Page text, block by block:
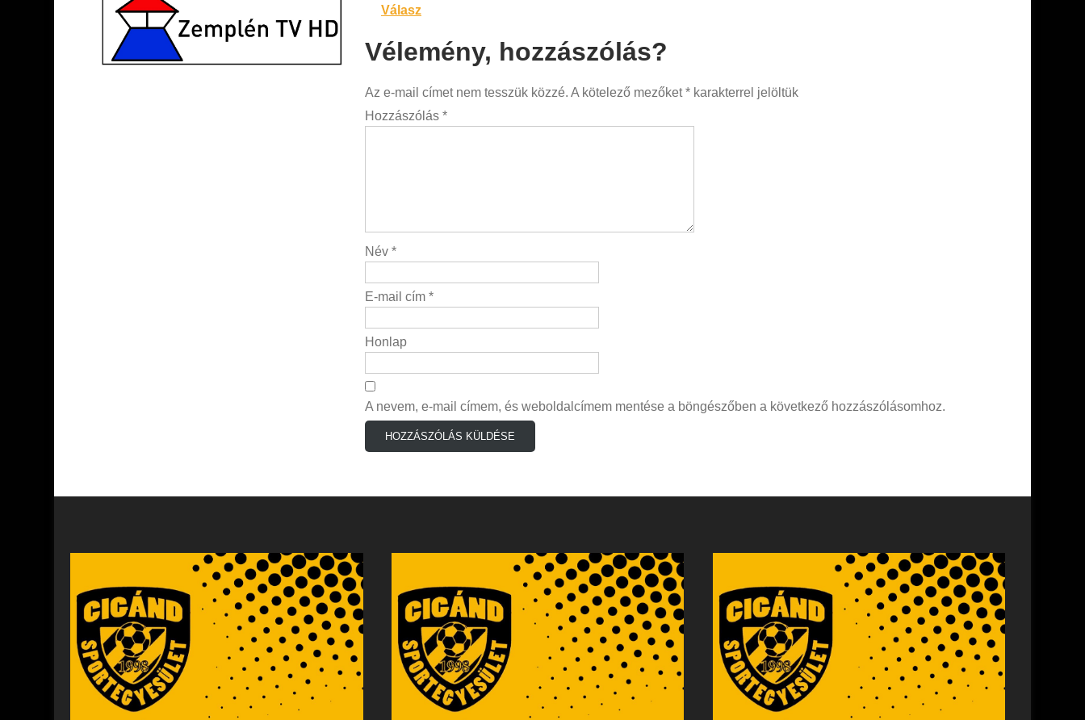
Válasz
Vélemény, hozzászólás?
Az e-mail címet nem tesszük közzé. A kötelező mezőket* karakterrel jelöltük
Hozzászólás *
Név *
E-mail cím *
Honlap
A nevem, e-mail címem, és weboldalcímem mentése a böngészőben a következő hozzászólásomhoz.